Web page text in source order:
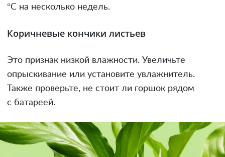
°C на несколько недель.
Коричневые кончики листьев
Это признак низкой влажности. Увеличьте
опрыскивание или установите увлажнитель.
Также проверьте, не стоит ли горшок рядом
с батареей.